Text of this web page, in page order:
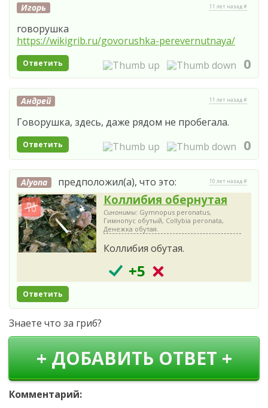
Игорь 11 лет назад #
говорушка
https://wikigrib.ru/govorushka-perevernutnaya/
Ответить 0
Андрей 11 лет назад #
Говорушка, здесь, даже рядом не пробегала.
Ответить 0
Alyona предположил(а), что это: 10 лет назад #
Коллибия обернутая
Синонимы: Gymnopus peronatus,
Гимнопус обутый, Collybia peronata,
Денежка обутая.
Коллибия обутая.
+5
Ответить
Знаете что за гриб?
+ ДОБАВИТЬ ОТВЕТ +
Комментарий: